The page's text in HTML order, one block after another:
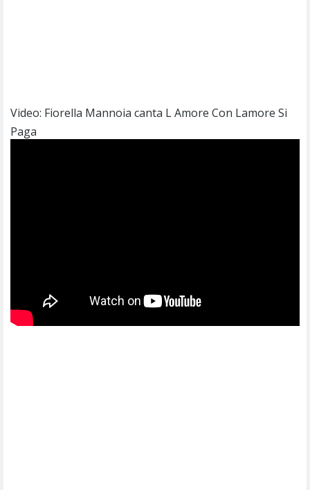
Video: Fiorella Mannoia canta L Amore Con Lamore Si
Paga